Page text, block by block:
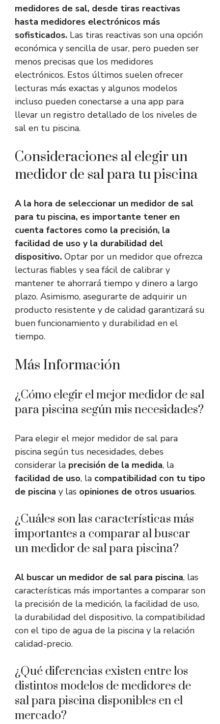
medidores de sal, desde tiras reactivas
hasta medidores electrónicos más
sofisticados. Las tiras reactivas son una opción
económica y sencilla de usar, pero pueden ser
menos precisas que los medidores
electrónicos. Estos últimos suelen ofrecer
lecturas más exactas y algunos modelos
incluso pueden conectarse a una app para
llevar un registro detallado de los niveles de
sal en tu piscina.
Consideraciones al elegir un
medidor de sal para tu piscina
A la hora de seleccionar un medidor de sal
para tu piscina, es importante tener en
cuenta factores como la precisión, la
facilidad de uso y la durabilidad del
dispositivo. Optar por un medidor que ofrezca
lecturas fiables y sea fácil de calibrar y
mantener te ahorrará tiempo y dinero a largo
plazo. Asimismo, asegurarte de adquirir un
producto resistente y de calidad garantizará su
buen funcionamiento y durabilidad en el
tiempo.
Más Información
¿Cómo elegir el mejor medidor de sal
para piscina según mis necesidades?
Para elegir el mejor medidor de sal para
piscina según tus necesidades, debes
considerar la precisión de la medida, la
facilidad de uso, la compatibilidad con tu tipo
de piscina y las opiniones de otros usuarios.
¿Cuáles son las características más
importantes a comparar al buscar
un medidor de sal para piscina?
Al buscar un medidor de sal para piscina, las
características más importantes a comparar son
la precisión de la medición, la facilidad de uso,
la durabilidad del dispositivo, la compatibilidad
con el tipo de agua de la piscina y la relación
calidad-precio.
¿Qué diferencias existen entre los
distintos modelos de medidores de
sal para piscina disponibles en el
mercado?